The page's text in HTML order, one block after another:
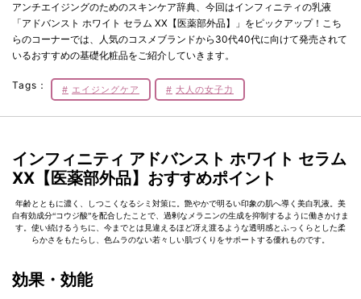
アンチエイジングのためのスキンケア辞典、今回はインフィニティの乳液
「アドバンスト ホワイト セラム XX【医薬部外品】」をピックアップ！こち
らのコーナーでは、人気のコスメブランドから30代40代に向けて発売されて
いるおすすめの基礎化粧品をご紹介していきます。
Tags： エイジングケア 大人の女子力
インフィニティ アドバンスト ホワイト セラム
XX【医薬部外品】おすすめポイント
年齢とともに濃く、しつこくなるシミ対策に。艶やかで明るい印象の肌へ導く美白乳液。美
白有効成分“コウジ酸”を配合したことで、過剰なメラニンの生成を抑制するように働きかけま
す。使い続けるうちに、今までとは見違えるほど冴え渡るような透明感とふっくらとした柔
らかさをもたらし、色ムラのない若々しい肌づくりをサポートする優れものです。
効果・効能